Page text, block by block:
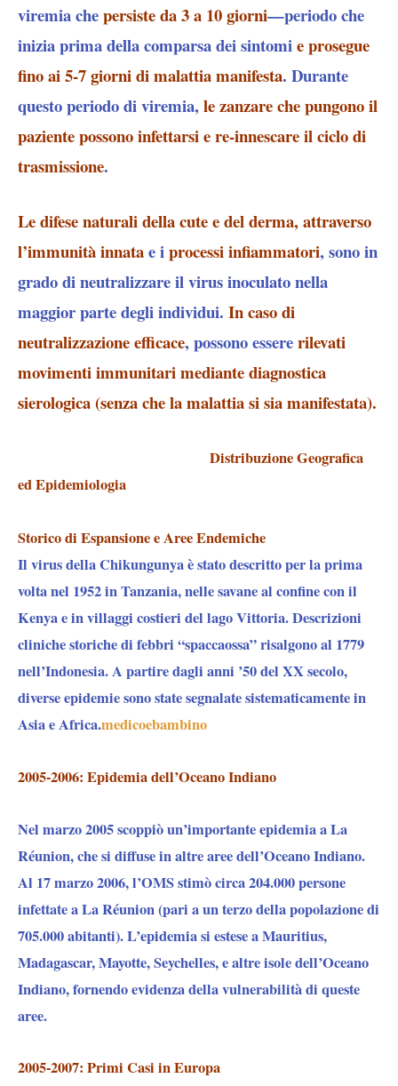
viremia chepersiste da 3 a 10 giorni—periodo che
inizia prima della comparsa dei sintomie prosegue
fino ai 5-7 giorni di malattia manifesta. Durante
questo periodo di viremia, le zanzare che pungono il
paziente possono infettarsi e re-innescare il ciclo di
trasmissione.​
Le difese naturali della cute e del derma, attraverso
l’immunità innatae iprocessi infiammatori, sono in
grado di neutralizzare il virus inoculato nella
maggior parte degli individui. In caso di
neutralizzazione efficace, possono essererilevati
movimenti immunitari mediante diagnostica
sierologica (senza che la malattia si sia manifestata).
Distribuzione Geografica
ed Epidemiologia
Storico di Espansione e Aree Endemiche
Il virus della Chikungunya è stato descritto per la prima
volta nel 1952 in Tanzania, nelle savane al confine con il
Kenya e in villaggi costieri del lago Vittoria. Descrizioni
cliniche storiche di febbri “spaccaossa” risalgono al 1779
nell’Indonesia. A partire dagli anni ’50 del XX secolo,
diverse epidemie sono state segnalate sistematicamente in
Asia e Africa.medicoebambino
2005-2006: Epidemia dell’Oceano Indiano
Nel marzo 2005 scoppiò un’importante epidemia a La
Réunion, che si diffuse in altre aree dell’Oceano Indiano.
Al 17 marzo 2006, l’OMS stimò circa 204.000 persone
infettate a La Réunion (pari a un terzo della popolazione di
705.000 abitanti). L’epidemia si estese a Mauritius,
Madagascar, Mayotte, Seychelles, e altre isole dell’Oceano
Indiano, fornendo evidenza della vulnerabilità di queste
aree.
2005-2007: Primi Casi in Europa